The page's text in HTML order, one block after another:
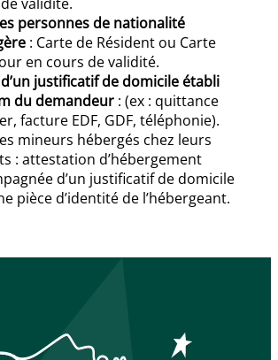
personnes de nationalité
: Carte de Résident ou Carte
en cours de validité.
justificatif de domicile établi
du demandeur : (ex : quittance
facture EDF, GDF, téléphonie).
mineurs hébergés chez leurs
: attestation d’hébergement
d’un justificatif de domicile
pièce d’identité de l’hébergeant.